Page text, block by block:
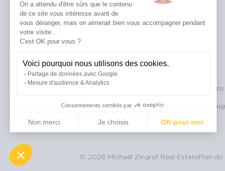
SUISSE
Gstaad et Environs
- Cabris
Gordes - Gstaad - Megève - Ménerbes
© 2026 Michaël Zingraf Real EstatePlan du
On a attendu d'être sûrs que le contenu
de ce site vous intéresse avant de
vous déranger, mais on aimerait bien vous accompagner pendant
votre visite...
C'est OK pour vous ?
Voici pourquoi nous utilisons des cookies.
Partage de données avec Google
Mesure d'audience & Analytics
Consentements certifiés par
Non merci Je choisis
OK pour moi
Notre plateforme vous permet d'adapter et de gérer vos